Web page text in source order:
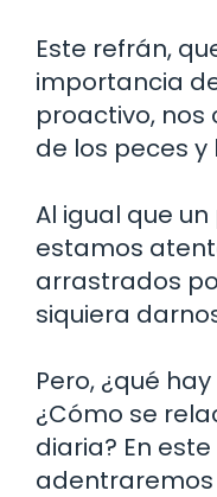
Este refrán,
importancia
proactivo,
de los peces
Al igual que
estamos
arrastrados
siquiera
Pero, ¿qué
¿Cómo se
diaria? En
adentraremos